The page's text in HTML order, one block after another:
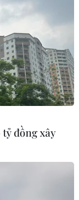
đồng xây